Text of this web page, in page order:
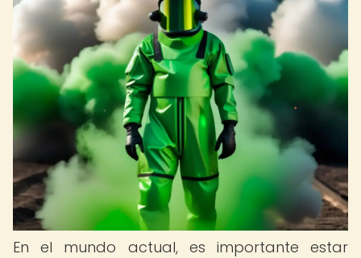
En el mundo actual, es importante estar